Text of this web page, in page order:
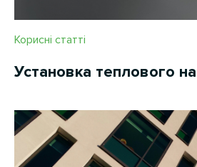
Корисні статті
Установка теплового